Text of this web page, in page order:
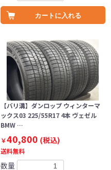
カートに入れる
【バリ溝】ダンロップ ウィンターマ
ックス03 225/55R17 4本 ヴェゼル
BMW …
￥40,800 (税込)
送料無料
数量